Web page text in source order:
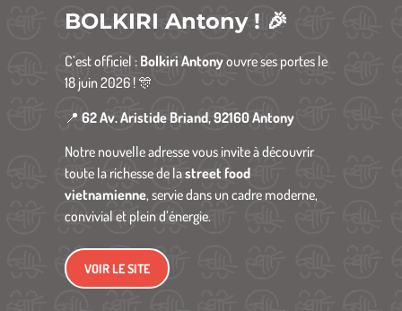
BOLKIRI Antony ! 🎉
C’est officiel : Bolkiri Antonyouvre ses portes le
18 juin 2026 ! 🎊
📍62 Av. Aristide Briand, 92160 Antony
Notre nouvelle adresse vous invite à découvrir
toute la richesse de lastreet food
vietnamienne, servie dans un cadre moderne,
convivial et plein d’énergie.
VOIR LE SITE